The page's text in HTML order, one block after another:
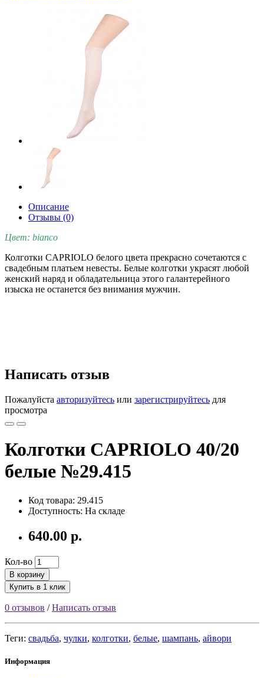
Описание
Отзывы (0)
Цвет: bianco
Колготки CAPRIOLO белого цвета прекрасно сочетаются с
свадебным платьем невесты. Белые колготки украсят любой
женский наряд и обладательница этого галантерейного
изыска не останется без внимания мужчин.
Написать отзыв
Пожалуйста авторизуйтесь или зарегистрируйтесь для
просмотра
Колготки CAPRIOLO 40/20
белые №29.415
Код товара: 29.415
Доступность: На складе
640.00 р.
Кол-во
В корзину
Купить в 1 клик
0 отзывов /Написать отзыв
Теги: свадьба, чулки, колготки, белые, шампань, айвори
Информация